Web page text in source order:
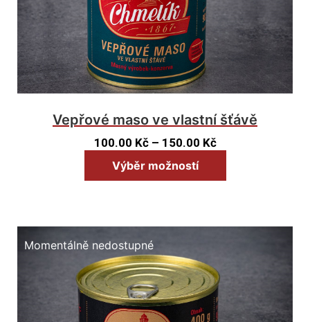
Vepřové maso ve vlastní šťávě
100.00 Kč – 150.00 Kč
Výběr možností
Momentálně nedostupné